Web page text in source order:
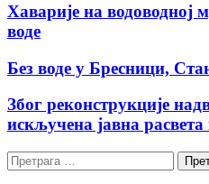
Хаварије на водоводној
воде
Без воде у Бресници,
Због реконструкције
искључена јавна
Претрага
за: